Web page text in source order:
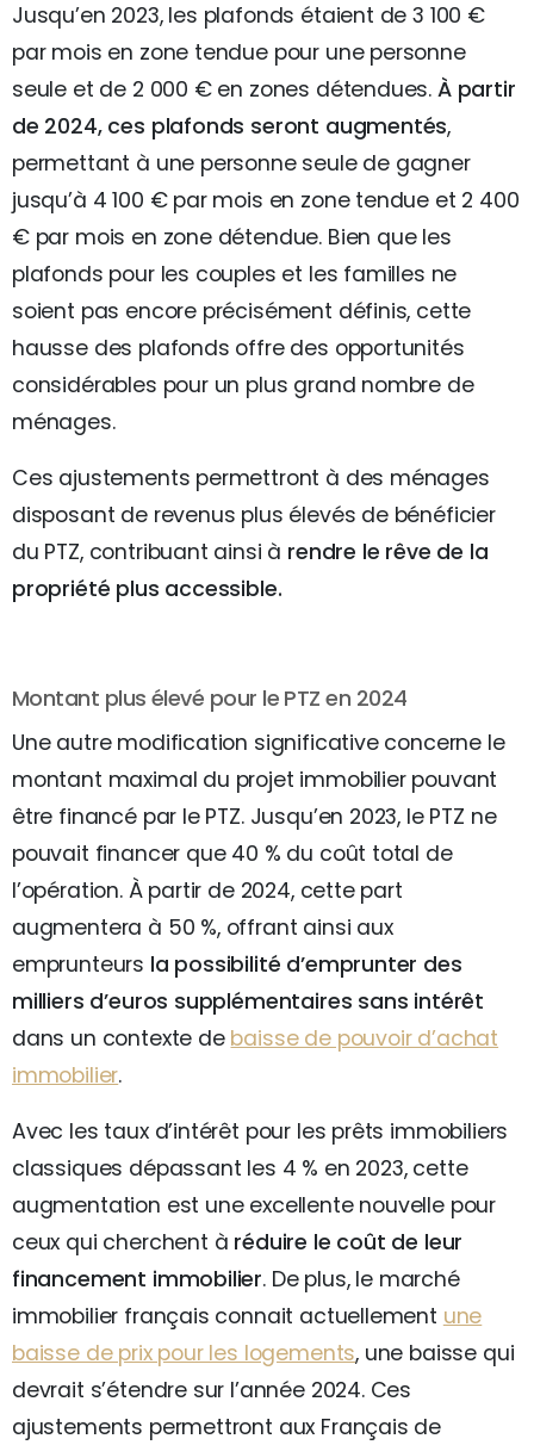
Jusqu’en 2023, les plafonds étaient de 3 100 €
par mois en zone tendue pour une personne
seule et de 2 000 € en zones détendues. À partir
de 2024, ces plafonds seront augmentés,
permettant à une personne seule de gagner
jusqu’à 4 100 € par mois en zone tendue et 2 400
€ par mois en zone détendue. Bien que les
plafonds pour les couples et les familles ne
soient pas encore précisément définis, cette
hausse des plafonds offre des opportunités
considérables pour un plus grand nombre de
ménages.
Ces ajustements permettront à des ménages
disposant de revenus plus élevés de bénéficier
du PTZ, contribuant ainsi à rendre le rêve de la
propriété plus accessible.
Montant plus élevé pour le PTZ en 2024
Une autre modification significative concerne le
montant maximal du projet immobilier pouvant
être financé par le PTZ. Jusqu’en 2023, le PTZ ne
pouvait financer que 40 % du coût total de
l’opération. À partir de 2024, cette part
augmentera à 50 %, offrant ainsi aux
emprunteurs la possibilité d’emprunter des
milliers d’euros supplémentaires sans intérêt
dans un contexte de baisse de pouvoir d’achat
immobilier.
Avec les taux d’intérêt pour les prêts immobiliers
classiques dépassant les 4 % en 2023, cette
augmentation est une excellente nouvelle pour
ceux qui cherchent à réduire le coût de leur
financement immobilier. De plus, le marché
immobilier français connait actuellement une
baisse de prix pour les logements, une baisse qui
devrait s’étendre sur l’année 2024. Ces
ajustements permettront aux Français de